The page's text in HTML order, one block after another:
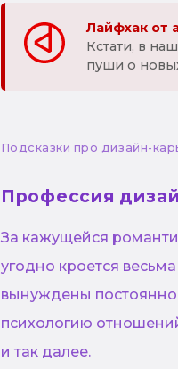
Лайфхак от
Кстати, в
пуши о
Подсказки про дизайн-
Профессия
За кажущейся
угодно кроется
вынуждены
психологию
и так далее.